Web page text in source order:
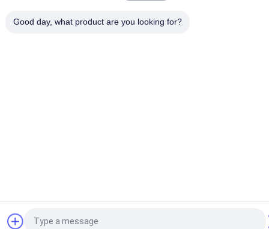
Forklift Medan Kasar
Samping
Good day, what product are you looking for?